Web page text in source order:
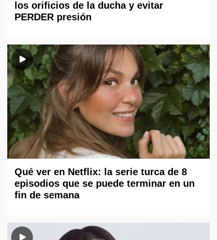
los orificios de la ducha y evitar
PERDER presión
Qué ver en Netflix: la serie turca de 8
episodios que se puede terminar en un
fin de semana